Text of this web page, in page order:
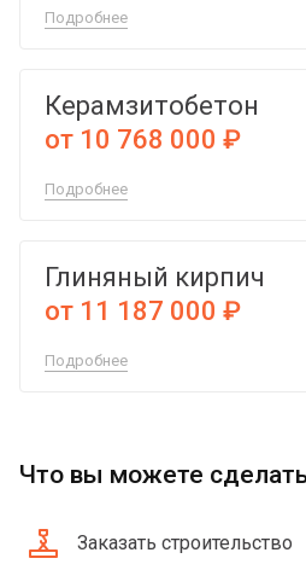
Подробнее
Керамзитобетон
от 10 768 000 ₽
Подробнее
Глиняный кирпич
от 11 187 000 ₽
Подробнее
Что вы можете
Заказать строительство